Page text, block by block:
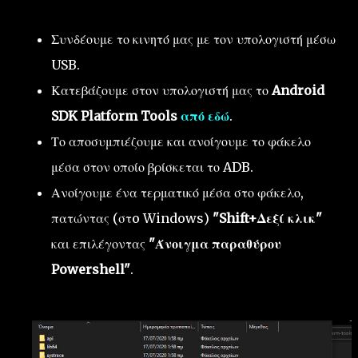
Συνδέουμε το κινητό μας με τον υπολογιστή μέσω
USB.
Κατεβάζουμε στον υπολογιστή μας το Android
SDK Platform Tools από εδώ.
Το αποσυμπιέζουμε και ανοίγουμε το φάκελο
μέσα στον οποίο βρίσκεται το ADB.
Ανοίγουμε ένα τερματικό μέσα στο φάκελο,
πατώντας (στo Windows) "Shift+Δεξί κλικ"
και επιλέγοντας "Άνοιγμα παραθύρου
Powershell".